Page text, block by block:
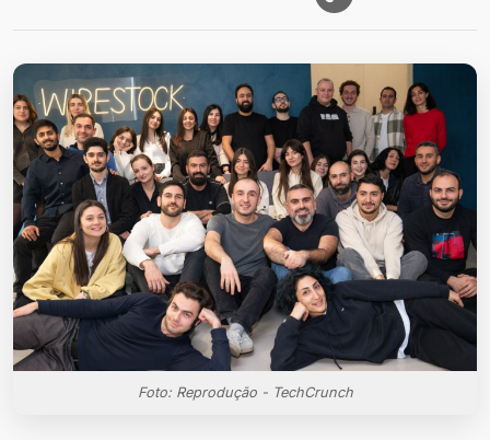
Foto: Reprodução - TechCrunch